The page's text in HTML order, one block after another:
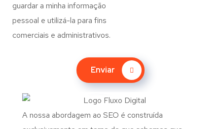
guardar a minha informação
pessoal e utilizá-la para fins
comerciais e administrativos.
Enviar
A nossa abordagem ao SEO é construída